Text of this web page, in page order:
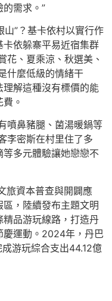
需求。”
山”？基卡依村以實行作
依躲寨平易近宿集群
花、夏乘涼、秋選美、
什麼低級的情緒干
解這種沒有標價的能
。
噴鼻豬腿、菌湯暖鍋等
李密斯在村里住了多
多元體驗讓她戀戀不
旅資本普查與開闢應
，陸續發布主題文明
品游玩線路，打造丹
慶運動。2024年，丹巴
游玩綜合支出44.12億